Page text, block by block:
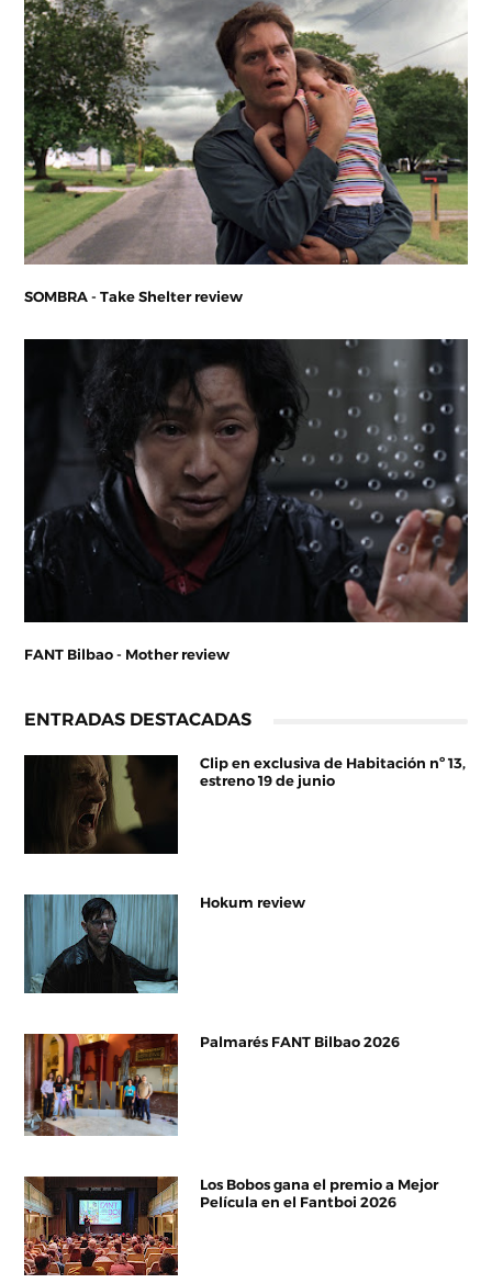
SOMBRA - Take Shelter review
FANT Bilbao - Mother review
ENTRADAS DESTACADAS
Clip en exclusiva de Habitación nº 13,
estreno 19 de junio
Hokum review
Palmarés FANT Bilbao 2026
Los Bobos gana el premio a Mejor
Película en el Fantboi 2026